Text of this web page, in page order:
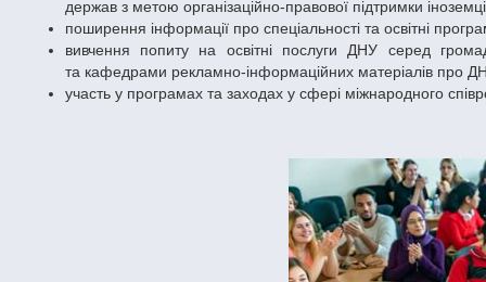
держав з метою організаційно-правової підтримки
поширення інформації про спеціальності та освітні
вивчення попиту на освітні послуги ДНУ серед
та кафедрами рекламно-інформаційних матеріалів про
участь у програмах та заходах у сфері міжнародного